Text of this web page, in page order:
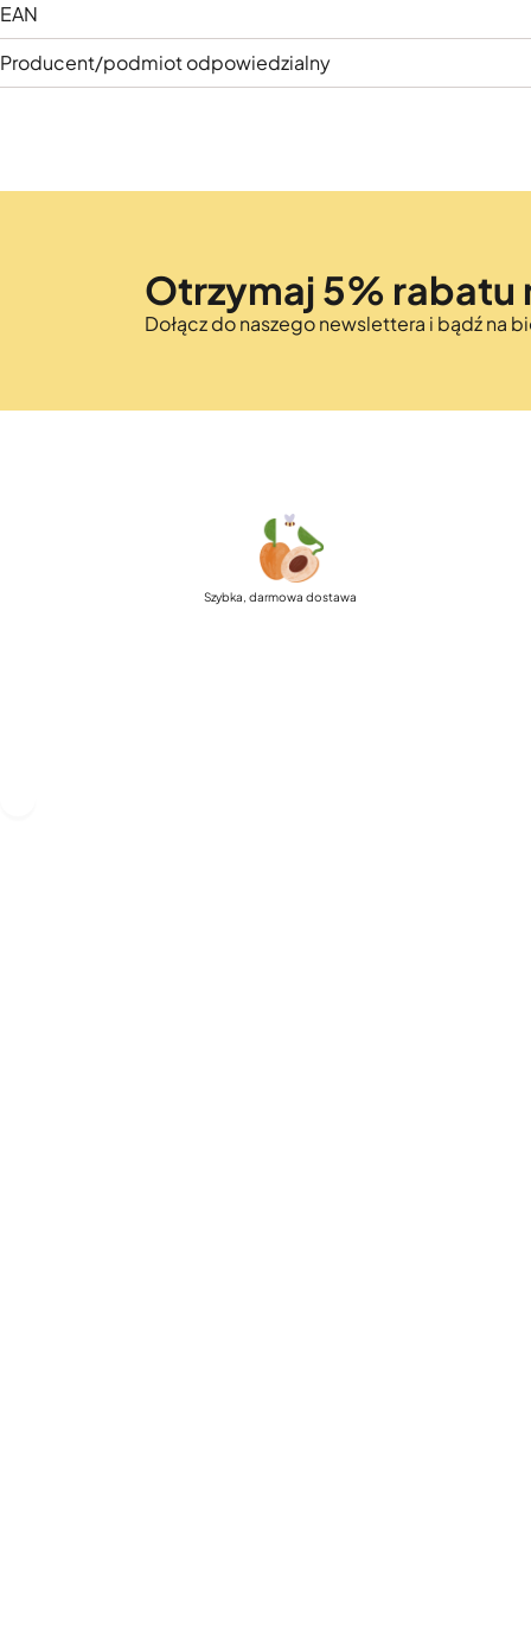
EAN
Producent/podmiot odpowiedzialny
Otrzymaj 5% rabatu
Dołącz do naszego newslettera i bądź na
Szybka, darmowa dostawa